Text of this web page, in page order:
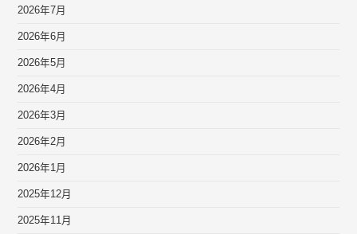
2026年7月
2026年6月
2026年5月
2026年4月
2026年3月
2026年2月
2026年1月
2025年12月
2025年11月